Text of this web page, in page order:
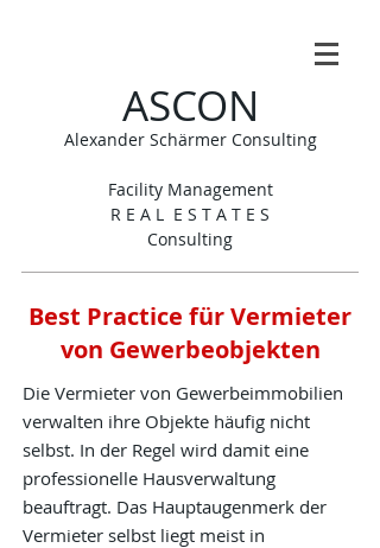
ASCON
Alexander Schärmer Consulting
Facility Management
R E A L E S T A T E S
Consulting
Best Practice für Vermieter
von Gewerbeobjekten
Die Vermieter von Gewerbeimmobilien
verwalten ihre Objekte häufig nicht
selbst. In der Regel wird damit eine
professionelle Hausverwaltung
beauftragt. Das Hauptaugenmerk der
Vermieter selbst liegt meist in